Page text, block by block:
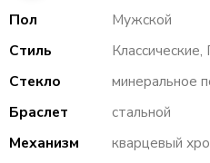
Пол
Мужской
Стиль
Стекло
минеральное
Браслет
стальной
Механизм
кварцевый